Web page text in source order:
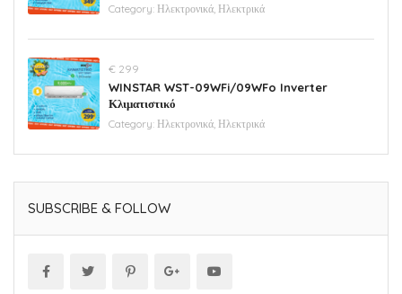
Category: Ηλεκτρονικά, Ηλεκτρικά
€ 299
WINSTAR WST-09WFi/09WFo Inverter
Κλιματιστικό
Category: Ηλεκτρονικά, Ηλεκτρικά
SUBSCRIBE & FOLLOW